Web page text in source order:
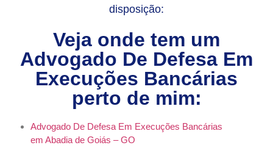
disposição:
Veja onde tem um
Advogado De Defesa Em
Execuções Bancárias
perto de mim:
Advogado De Defesa Em Execuções Bancárias
em Abadia de Goiás – GO